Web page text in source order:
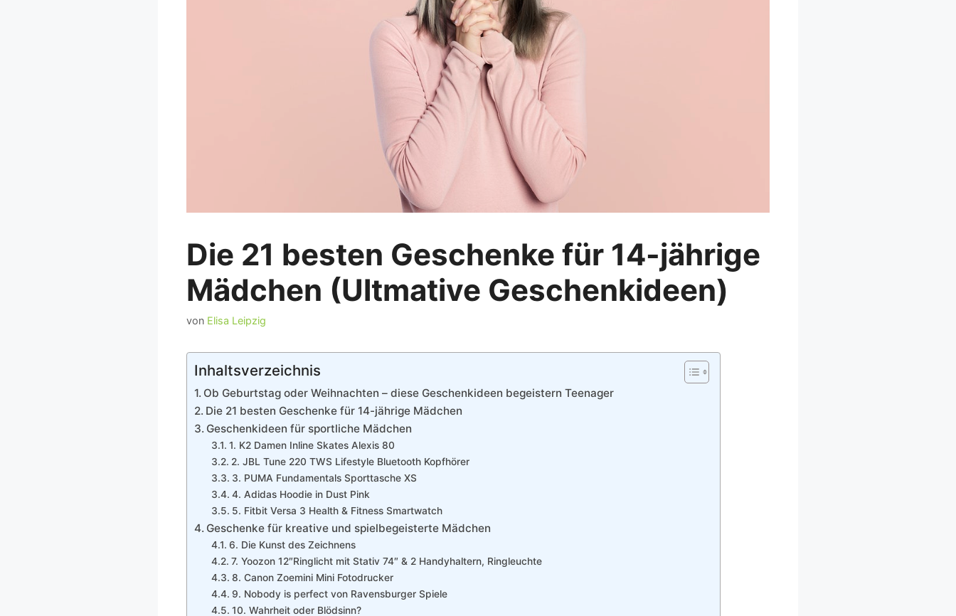
Die 21 besten Geschenke für 14-jährige
Mädchen (Ultmative Geschenkideen)
von Elisa Leipzig
Inhaltsverzeichnis
Ob Geburtstag oder Weihnachten – diese Geschenkideen begeistern Teenager
Die 21 besten Geschenke für 14-jährige Mädchen
Geschenkideen für sportliche Mädchen
1. K2 Damen Inline Skates Alexis 80
2. JBL Tune 220 TWS Lifestyle Bluetooth Kopfhörer
3. PUMA Fundamentals Sporttasche XS
4. Adidas Hoodie in Dust Pink
5. Fitbit Versa 3 Health & Fitness Smartwatch
Geschenke für kreative und spielbegeisterte Mädchen
6. Die Kunst des Zeichnens
7. Yoozon 12″Ringlicht mit Stativ 74″ & 2 Handyhaltern, Ringleuchte
8. Canon Zoemini Mini Fotodrucker
9. Nobody is perfect von Ravensburger Spiele
10. Wahrheit oder Blödsinn?